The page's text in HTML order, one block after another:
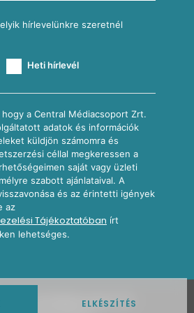
ELKÉSZÍTÉS
hírlevelünkre szeretnél
Heti hírlevél
hogy a Central Médiacsoport Zrt.
adatok és információk
küldjön számomra és
céllal megkeressen a
saját vagy üzleti
szabott ajánlataival. A
és az érintetti igények
az
Tájékoztatóban írt
lehetséges.
· Central Médiacsoport Zrt.